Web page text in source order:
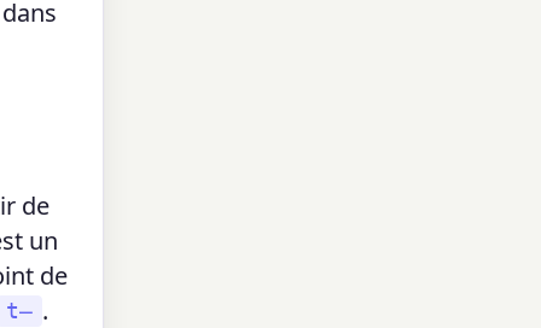
de
un
de
t̶ .